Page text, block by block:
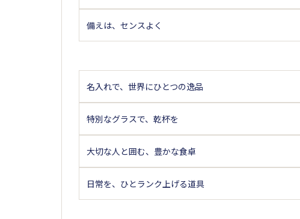
備えは、センスよく
名入れで、世界にひとつの逸品
特別なグラスで、乾杯を
大切な人と囲む、豊かな食卓
日常を、ひとランク上げる道具